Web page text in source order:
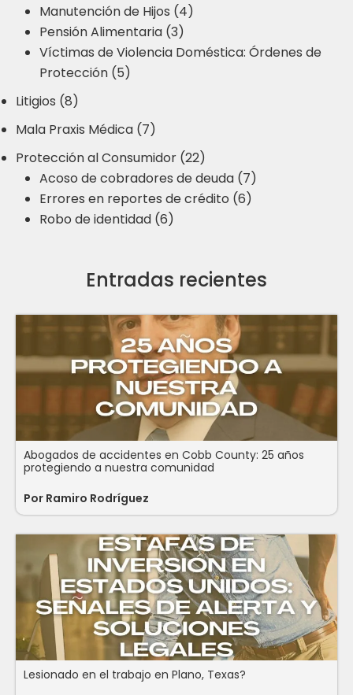
Manutención de Hijos (4)
Pensión Alimentaria (3)
Víctimas de Violencia Doméstica: Órdenes de
Protección (5)
Litigios (8)
Mala Praxis Médica (7)
Protección al Consumidor (22)
Acoso de cobradores de deuda (7)
Errores en reportes de crédito (6)
Robo de identidad (6)
Entradas recientes
Abogados de accidentes en Cobb County: 25 años
protegiendo a nuestra comunidad
Por Ramiro Rodríguez
Lesionado en el trabajo en Plano, Texas?